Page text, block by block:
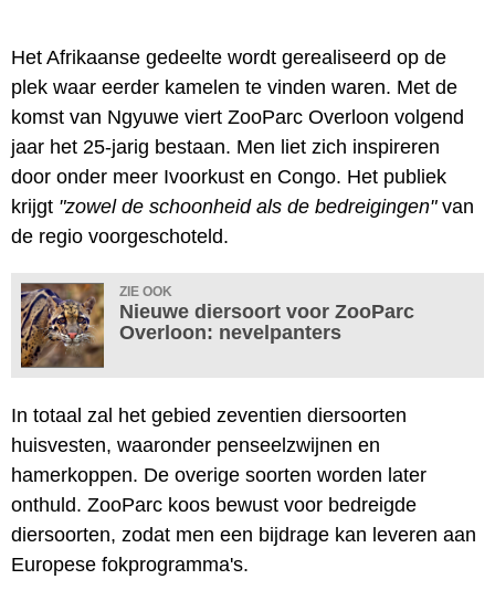
Het Afrikaanse gedeelte wordt gerealiseerd op de
plek waar eerder kamelen te vinden waren. Met de
komst van Ngyuwe viert ZooParc Overloon volgend
jaar het 25-jarig bestaan. Men liet zich inspireren
door onder meer Ivoorkust en Congo. Het publiek
krijgt "zowel de schoonheid als de bedreigingen"van
de regio voorgeschoteld.
ZIE OOK
Nieuwe diersoort voor ZooParc
Overloon: nevelpanters
In totaal zal het gebied zeventien diersoorten
huisvesten, waaronder penseelzwijnen en
hamerkoppen. De overige soorten worden later
onthuld. ZooParc koos bewust voor bedreigde
diersoorten, zodat men een bijdrage kan leveren aan
Europese fokprogramma's.